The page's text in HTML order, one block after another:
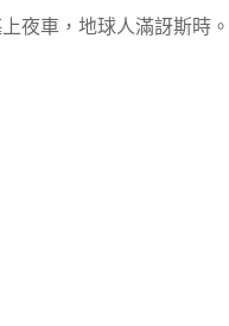
夜車，地球人滿訝斯時